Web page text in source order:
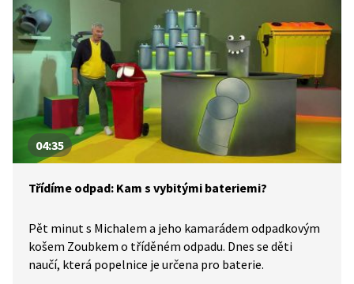
04:35
Třídíme odpad: Kam s vybitými bateriemi?
Pět minut s Michalem a jeho kamarádem odpadkovým
košem Zoubkem o tříděném odpadu. Dnes se děti
naučí, která popelnice je určena pro baterie.